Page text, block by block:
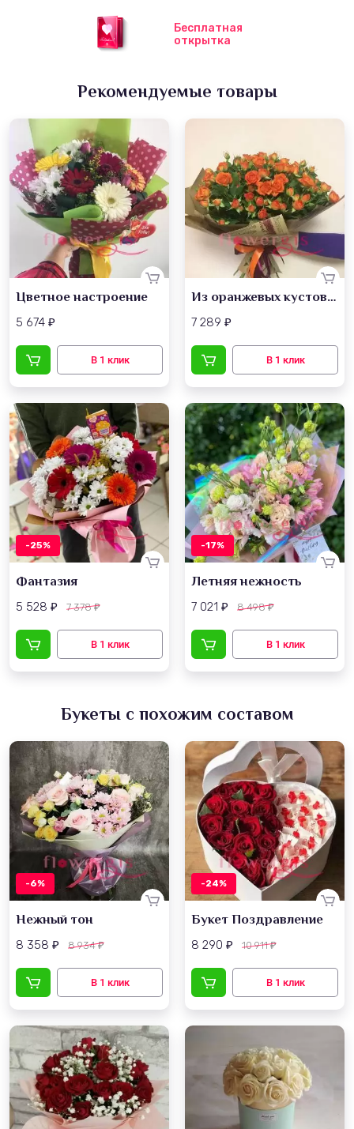
Бесплатная
открытка
Рекомендуемые товары
Цветное настроение
5 674 ₽
Из оранжевых кустовых роз
7 289 ₽
-25%
Фантазия
5 528 ₽ 7 378₽
-17%
Летняя нежность
7 021 ₽ 8 498₽
Букеты с похожим составом
-6%
Нежный тон
8 358 ₽ 8 934₽
-24%
Букет Поздравление
8 290 ₽ 10 911₽